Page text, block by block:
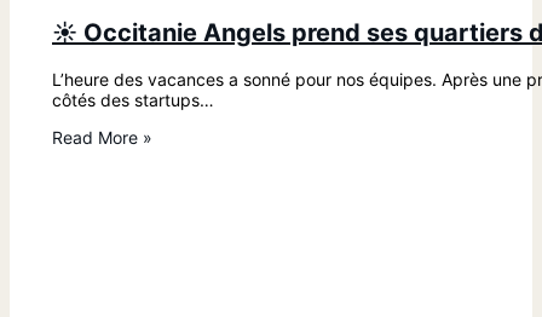
☀️ Occitanie Angels prend ses quartiers
L’heure des vacances a sonné pour nos équipes. Après une
côtés des startups…
Read More »